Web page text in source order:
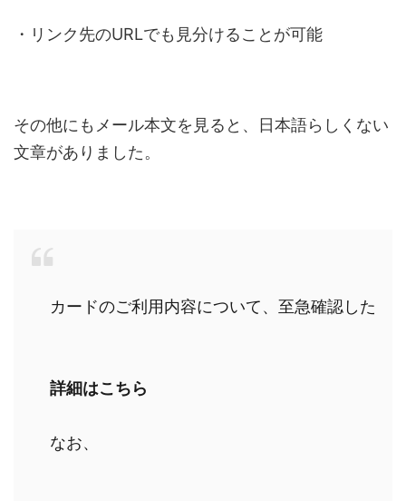
・リンク先のURLでも見分けることが可能
その他にもメール本文を見ると、日本語らしくない
文章がありました。
カードのご利用内容について、至急確認したい
詳細はこちら
なお、